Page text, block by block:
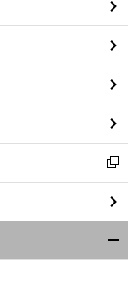
る
い
ウ
ィ
ン
ド
ウ
で
開
く
新
し
い
ウ
ィ
ン